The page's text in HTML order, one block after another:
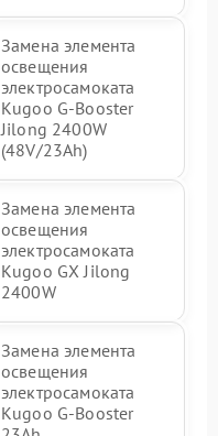
Замена элемента
освещения
электросамоката
Kugoo G-Booster
Jilong 2400W
(48V/23Ah)
Замена элемента
освещения
электросамоката
Kugoo GX Jilong
2400W
Замена элемента
освещения
электросамоката
Kugoo G-Booster